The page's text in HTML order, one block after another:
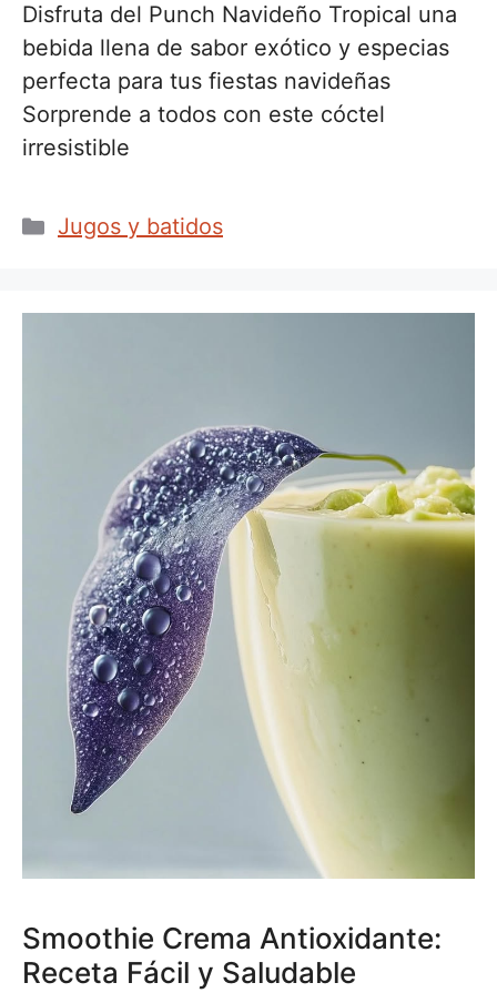
Disfruta del Punch Navideño Tropical una
bebida llena de sabor exótico y especias
perfecta para tus fiestas navideñas
Sorprende a todos con este cóctel
irresistible
Categorías
Jugos y batidos
Smoothie Crema Antioxidante:
Receta Fácil y Saludable